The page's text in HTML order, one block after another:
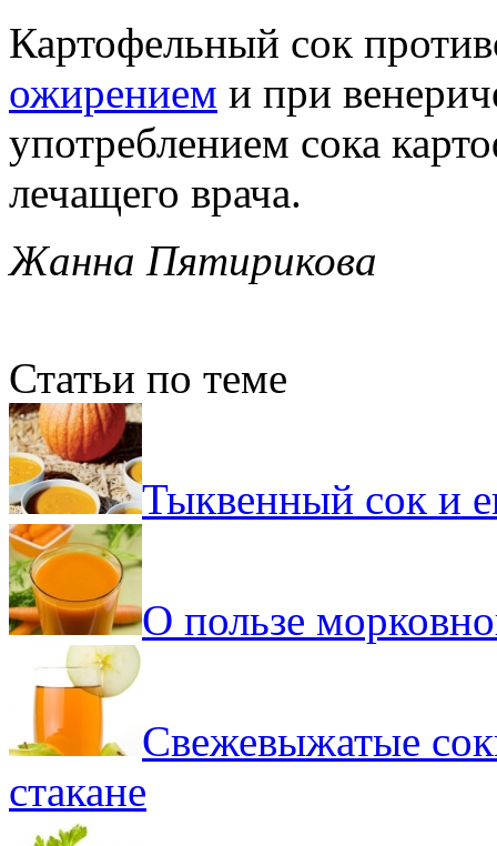
Картофельный сок
ожирением и при
употреблением сока
лечащего врача.
Жанна Пятирикова
Статьи по теме
Тыквенный сок и
О пользе
Свежевыжатые
стакане